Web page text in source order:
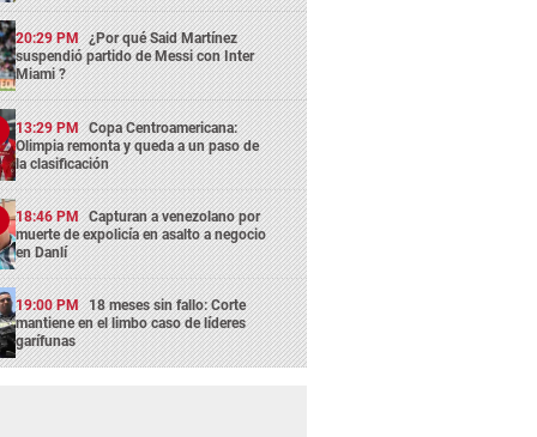
20:29 PM ¿Por qué Said Martínez
suspendió partido de Messi con Inter
Miami ?
13:29 PM Copa Centroamericana:
Olimpia remonta y queda a un paso de
la clasificación
18:46 PM Capturan a venezolano por
muerte de expolicía en asalto a negocio
en Danlí
19:00 PM 18 meses sin fallo: Corte
mantiene en el limbo caso de líderes
garífunas